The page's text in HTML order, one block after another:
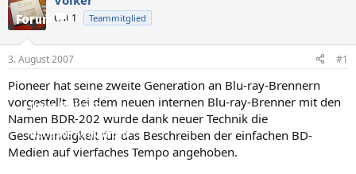
Forum
Empfohlene Inhalte
Neue Beiträge
Neueste Aktivitäten
l
e
r
m
Ost 1 Teammitglied
3. August 2007 #1
Pioneer hat seine zweite Generation an Blu-ray-Brennern
vorgestellt. Bei dem neuen internen Blu-ray-Brenner mit den
Namen BDR-202 wurde dank neuer Technik die
Geschwindigkeit für das Beschreiben der einfachen BD-
Medien auf vierfaches Tempo angehoben.